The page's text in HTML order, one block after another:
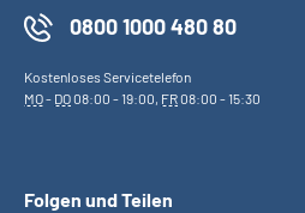
0800 1000 480 80
Kostenloses Servicetelefon
MO- DO08:00 - 19:00, FR08:00 - 15:30
Folgen und Teilen